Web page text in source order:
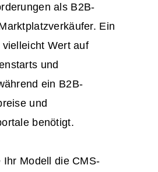
als B2B-
Ein
Wert auf
und
ein B2B-
und
benötigt.
Modell die CMS-